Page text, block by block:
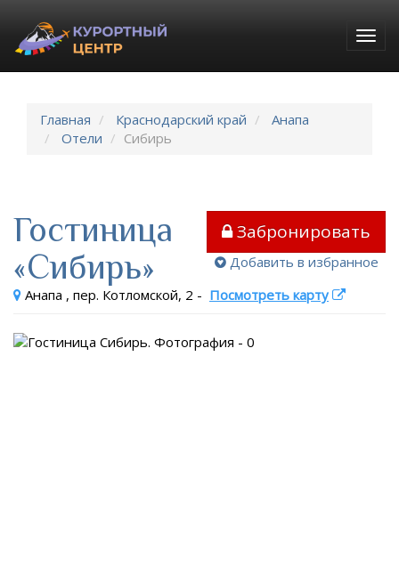
Главная Краснодарский край
Анапа
Отели
Сибирь
Забронировать
Добавить в избранное
Гостиница
«Сибирь»
Анапа , пер. Котломской, 2 - Посмотреть карту